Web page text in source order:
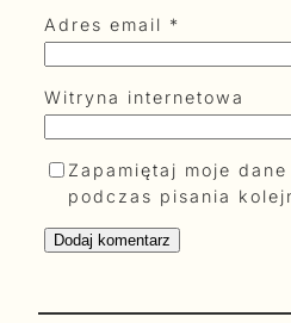
Adres email *
Witryna internetowa
Zapamiętaj moje
podczas pisania